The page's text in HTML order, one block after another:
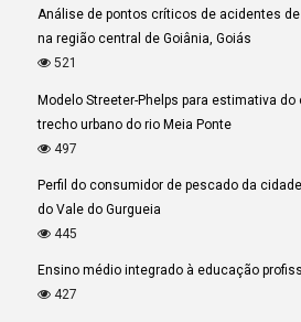
Análise de pontos críticos de acidentes
na região central de Goiânia, Goiás
521
Modelo Streeter-Phelps para estimativa
trecho urbano do rio Meia Ponte
497
Perfil do consumidor de pescado da
do Vale do Gurgueia
445
Ensino médio integrado à educação
427